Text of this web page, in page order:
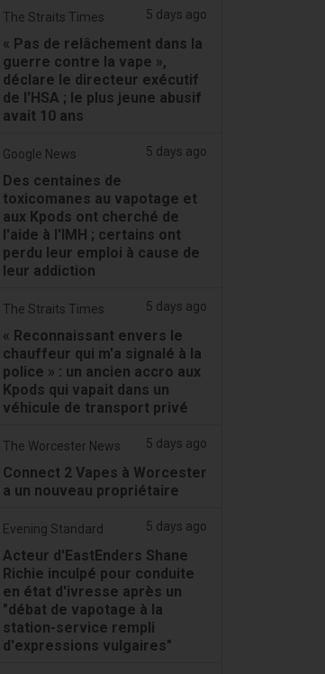
The Straits Times 5 days ago
« Pas de relâchement dans la
guerre contre la vape »,
déclare le directeur exécutif
de l'HSA ; le plus jeune abusif
avait 10 ans
Google News 5 days ago
Des centaines de
toxicomanes au vapotage et
aux Kpods ont cherché de
l'aide à l'IMH ; certains ont
perdu leur emploi à cause de
leur addiction
The Straits Times 5 days ago
« Reconnaissant envers le
chauffeur qui m'a signalé à la
police » : un ancien accro aux
Kpods qui vapait dans un
véhicule de transport privé
The Worcester News 5 days ago
Connect 2 Vapes à Worcester
a un nouveau propriétaire
Evening Standard 5 days ago
Acteur d'EastEnders Shane
Richie inculpé pour conduite
en état d'ivresse après un
"débat de vapotage à la
station-service rempli
d'expressions vulgaires"